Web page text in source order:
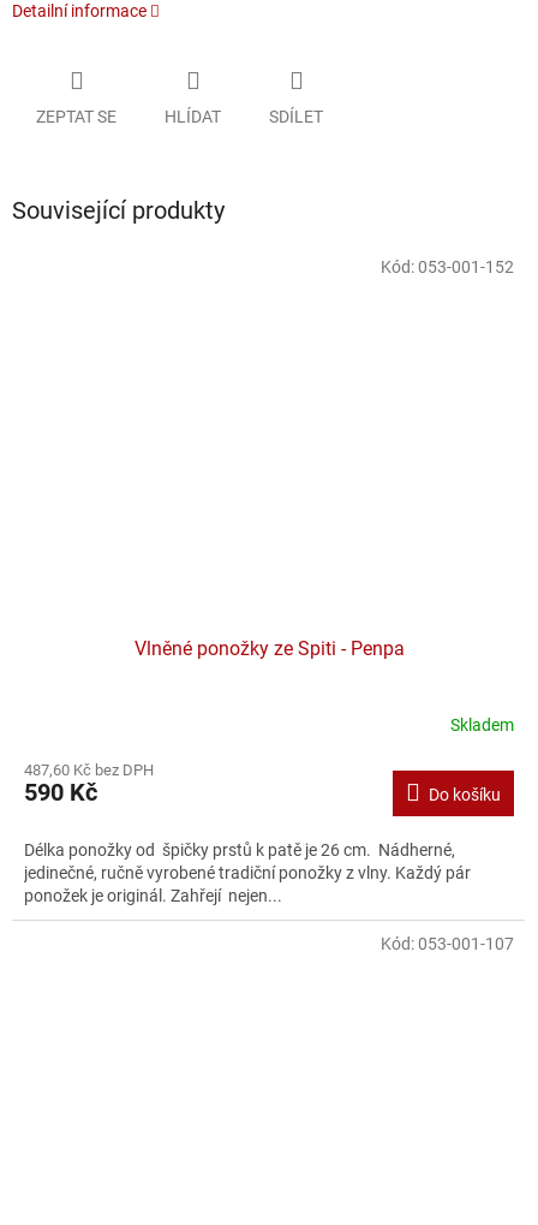
Detailní informace
ZEPTAT SE HLÍDAT SDÍLET
Související produkty
Vlněné ponožky ze Spiti - Penpa
Skladem
487,60 Kč bez DPH
590 Kč Do košíku
Délka ponožky od špičky prstů k patě je 26 cm. Nádherné,
jedinečné, ručně vyrobené tradiční ponožky z vlny. Každý pár
ponožek je originál. Zahřejí nejen...
Kód:053-001-152
Kód:053-001-107